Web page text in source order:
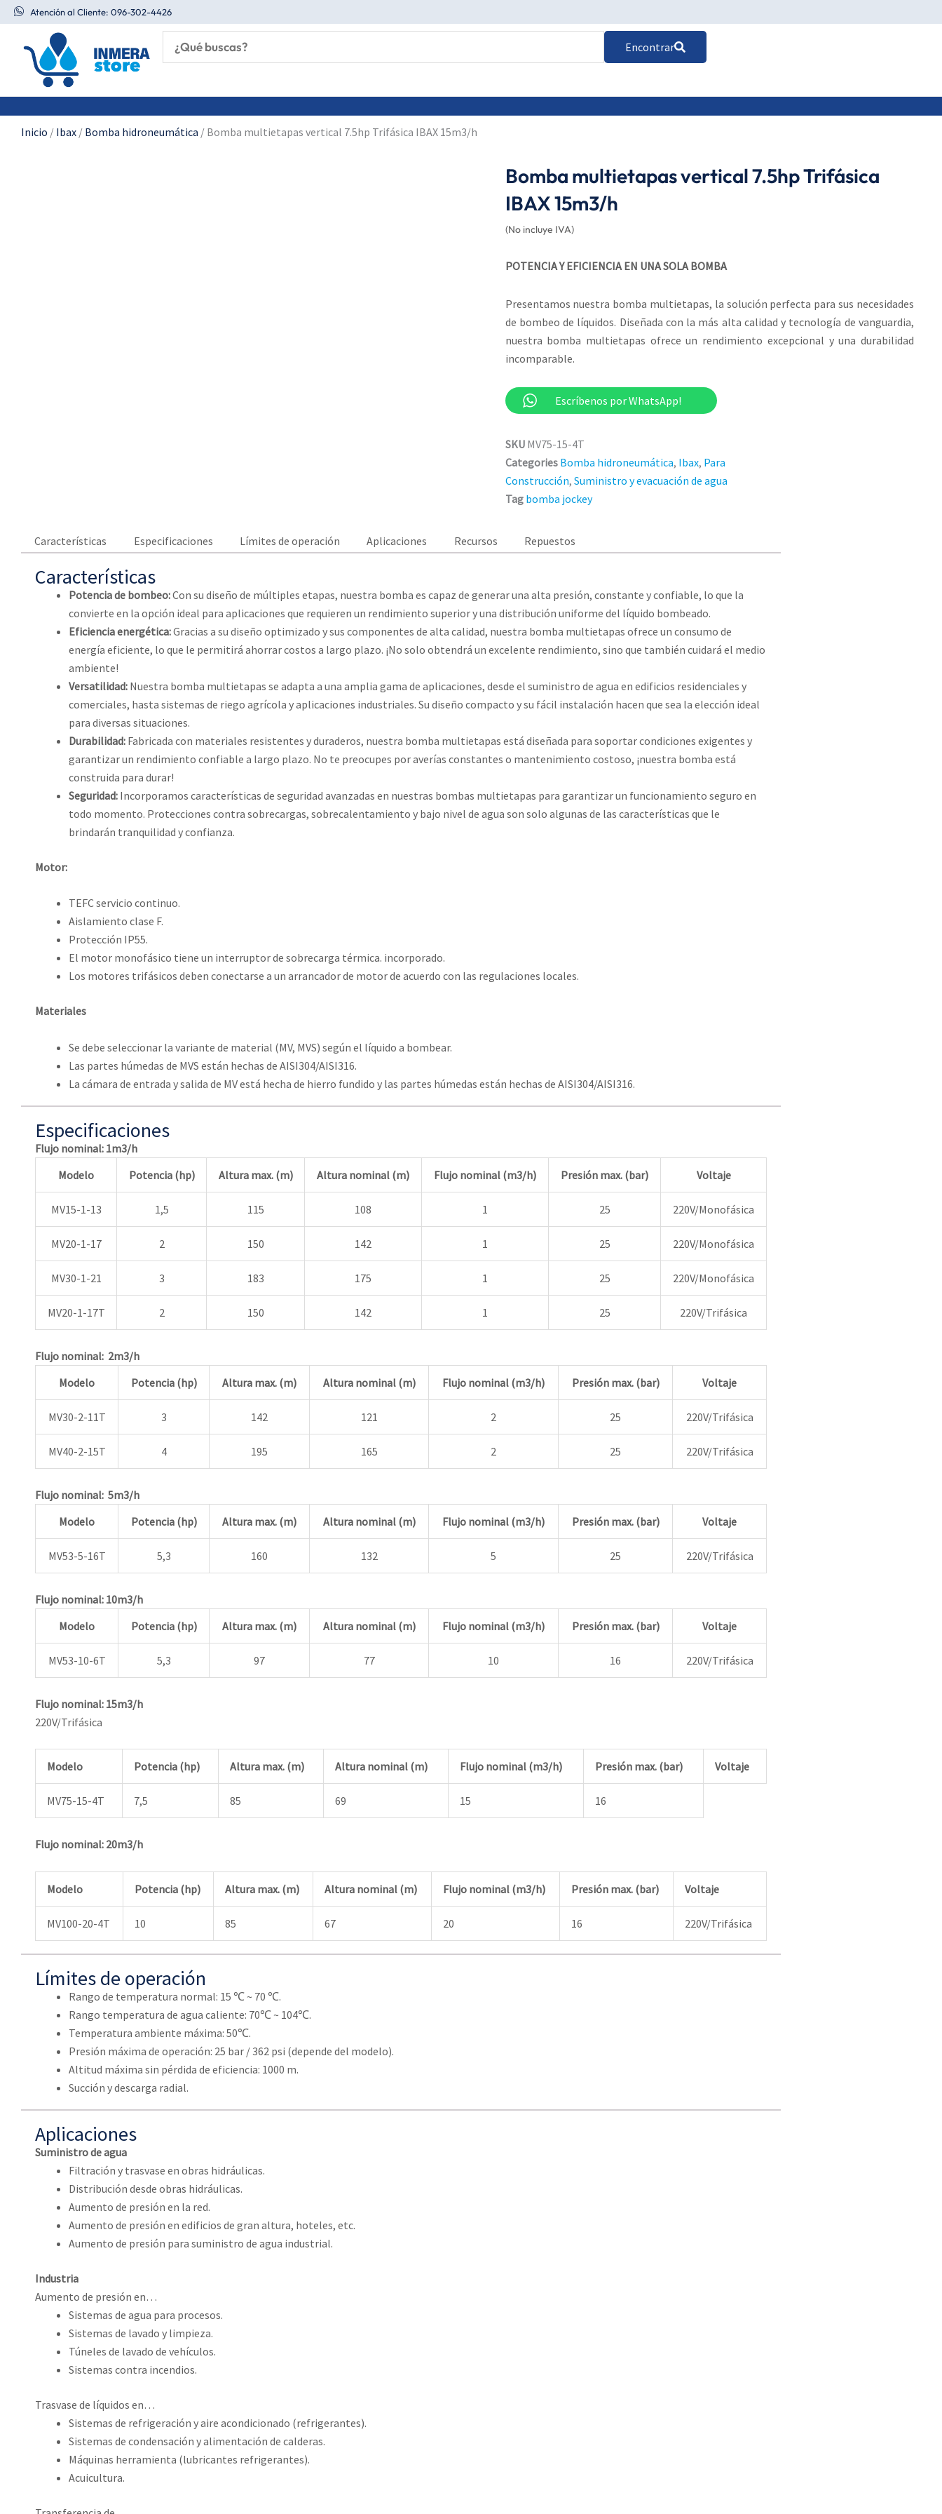
al
contenido
Atención al Cliente: 096-302-4426
Encontrar
Inicio / Ibax / Bomba hidroneumática / Bomba multietapas vertical 7.5hp Trifásica IBAX 15m3/h
Bomba multietapas vertical 7.5hp Trifásica
IBAX 15m3/h
(No incluye IVA)
POTENCIA Y EFICIENCIA EN UNA SOLA BOMBA
Presentamos nuestra bomba multietapas, la solución perfecta para sus necesidades
de bombeo de líquidos. Diseñada con la más alta calidad y tecnología de vanguardia,
nuestra bomba multietapas ofrece un rendimiento excepcional y una durabilidad
incomparable.
Escríbenos por WhatsApp!
SKU MV75-15-4T
Categories Bomba hidroneumática, Ibax, Para
Construcción, Suministro y evacuación de agua
Tag bomba jockey
Características Especificaciones Límites de operación Aplicaciones Recursos Repuestos
Características
Potencia de bombeo:Con su diseño de múltiples etapas, nuestra bomba es capaz de generar una alta presión, constante y confiable, lo que la
convierte en la opción ideal para aplicaciones que requieren un rendimiento superior y una distribución uniforme del líquido bombeado.
Eficiencia energética:Gracias a su diseño optimizado y sus componentes de alta calidad, nuestra bomba multietapas ofrece un consumo de
energía eficiente, lo que le permitirá ahorrar costos a largo plazo. ¡No solo obtendrá un excelente rendimiento, sino que también cuidará el medio
ambiente!
Versatilidad: Nuestra bomba multietapas se adapta a una amplia gama de aplicaciones, desde el suministro de agua en edificios residenciales y
comerciales, hasta sistemas de riego agrícola y aplicaciones industriales. Su diseño compacto y su fácil instalación hacen que sea la elección ideal
para diversas situaciones.
Durabilidad: Fabricada con materiales resistentes y duraderos, nuestra bomba multietapas está diseñada para soportar condiciones exigentes y
garantizar un rendimiento confiable a largo plazo. No te preocupes por averías constantes o mantenimiento costoso, ¡nuestra bomba está
construida para durar!
Seguridad: Incorporamos características de seguridad avanzadas en nuestras bombas multietapas para garantizar un funcionamiento seguro en
todo momento. Protecciones contra sobrecargas, sobrecalentamiento y bajo nivel de agua son solo algunas de las características que le
brindarán tranquilidad y confianza.
Motor:
TEFC servicio continuo.
Aislamiento clase F.
Protección IP55.
El motor monofásico tiene un interruptor de sobrecarga térmica. incorporado.
Los motores trifásicos deben conectarse a un arrancador de motor de acuerdo con las regulaciones locales.
Materiales
Se debe seleccionar la variante de material (MV, MVS) según el líquido a bombear.
Las partes húmedas de MVS están hechas de AISI304/AISI316.
La cámara de entrada y salida de MV está hecha de hierro fundido y las partes húmedas están hechas de AISI304/AISI316.
Especificaciones
Flujo nominal: 1m3/h
Modelo
Potencia (hp) Altura max. (m) Altura nominal (m) Flujo nominal (m3/h) Presión max. (bar) Voltaje
MV15-1-13 1,5 115 108 1 25 220V/Monofásica
MV20-1-17 2 150 142 1 25 220V/Monofásica
MV30-1-21 3 183 175 1 25 220V/Monofásica
MV20-1-17T 2 150 142 1 25 220V/Trifásica
Flujo nominal: 2m3/h
Modelo
Potencia (hp) Altura max. (m) Altura nominal (m) Flujo nominal (m3/h) Presión max. (bar) Voltaje
MV30-2-11T 3 142 121 2 25 220V/Trifásica
MV40-2-15T 4 195 165 2 25 220V/Trifásica
Flujo nominal: 5m3/h
Modelo
Potencia (hp) Altura max. (m) Altura nominal (m) Flujo nominal (m3/h) Presión max. (bar) Voltaje
MV53-5-16T 5,3 160 132 5 25 220V/Trifásica
Flujo nominal: 10m3/h
Modelo
Potencia (hp) Altura max. (m) Altura nominal (m) Flujo nominal (m3/h) Presión max. (bar) Voltaje
MV53-10-6T 5,3 97 77 10 16 220V/Trifásica
Flujo nominal: 15m3/h
220V/Trifásica
Modelo Potencia (hp) Altura max. (m) Altura nominal (m) Flujo nominal (m3/h) Presión max. (bar) Voltaje
MV75-15-4T 7,5 85 69 15 16
Flujo nominal: 20m3/h
Modelo Potencia (hp) Altura max. (m) Altura nominal (m) Flujo nominal (m3/h) Presión max. (bar) Voltaje
MV100-20-4T 10 85 67 20 16 220V/Trifásica
Límites de operación
Rango de temperatura normal: 15 ℃ ~ 70 ℃.
Rango temperatura de agua caliente: 70℃ ~ 104℃.
Temperatura ambiente máxima: 50℃.
Presión máxima de operación: 25 bar / 362 psi (depende del modelo).
Altitud máxima sin pérdida de eficiencia: 1000 m.
Succión y descarga radial.
Aplicaciones
Suministro de agua
Filtración y trasvase en obras hidráulicas.
Distribución desde obras hidráulicas.
Aumento de presión en la red.
Aumento de presión en edificios de gran altura, hoteles, etc.
Aumento de presión para suministro de agua industrial.
Industria
Aumento de presión en…
Sistemas de agua para procesos.
Sistemas de lavado y limpieza.
Túneles de lavado de vehículos.
Sistemas contra incendios.
Trasvase de líquidos en…
Sistemas de refrigeración y aire acondicionado (refrigerantes).
Sistemas de condensación y alimentación de calderas.
Máquinas herramienta (lubricantes refrigerantes).
Acuicultura.